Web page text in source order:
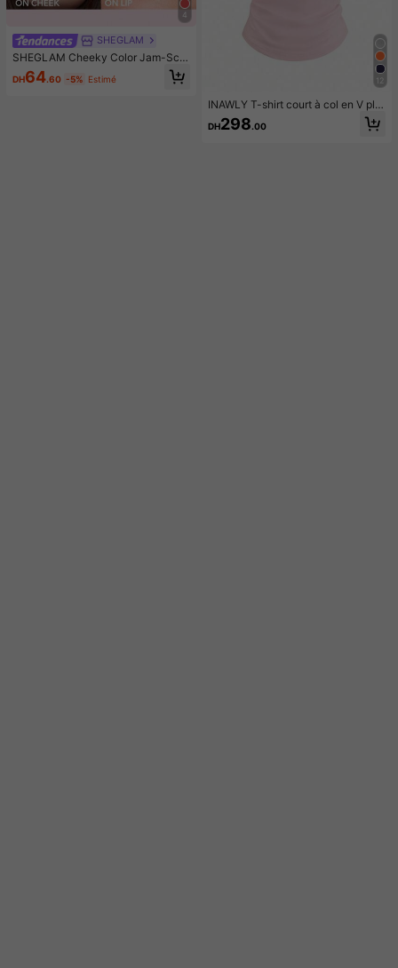
4
SHEGLAM
SHEGLAM Cheeky Color Jam-Scar
let Sunset Rouge Marque De Beaut
é CosméTique Maquillage Pour Fe
DH64.60 -5% Estimé 12
INAWLY T-shirt court à col en V plis
sé avec imprimé nœud pour femme
s
DH298.00